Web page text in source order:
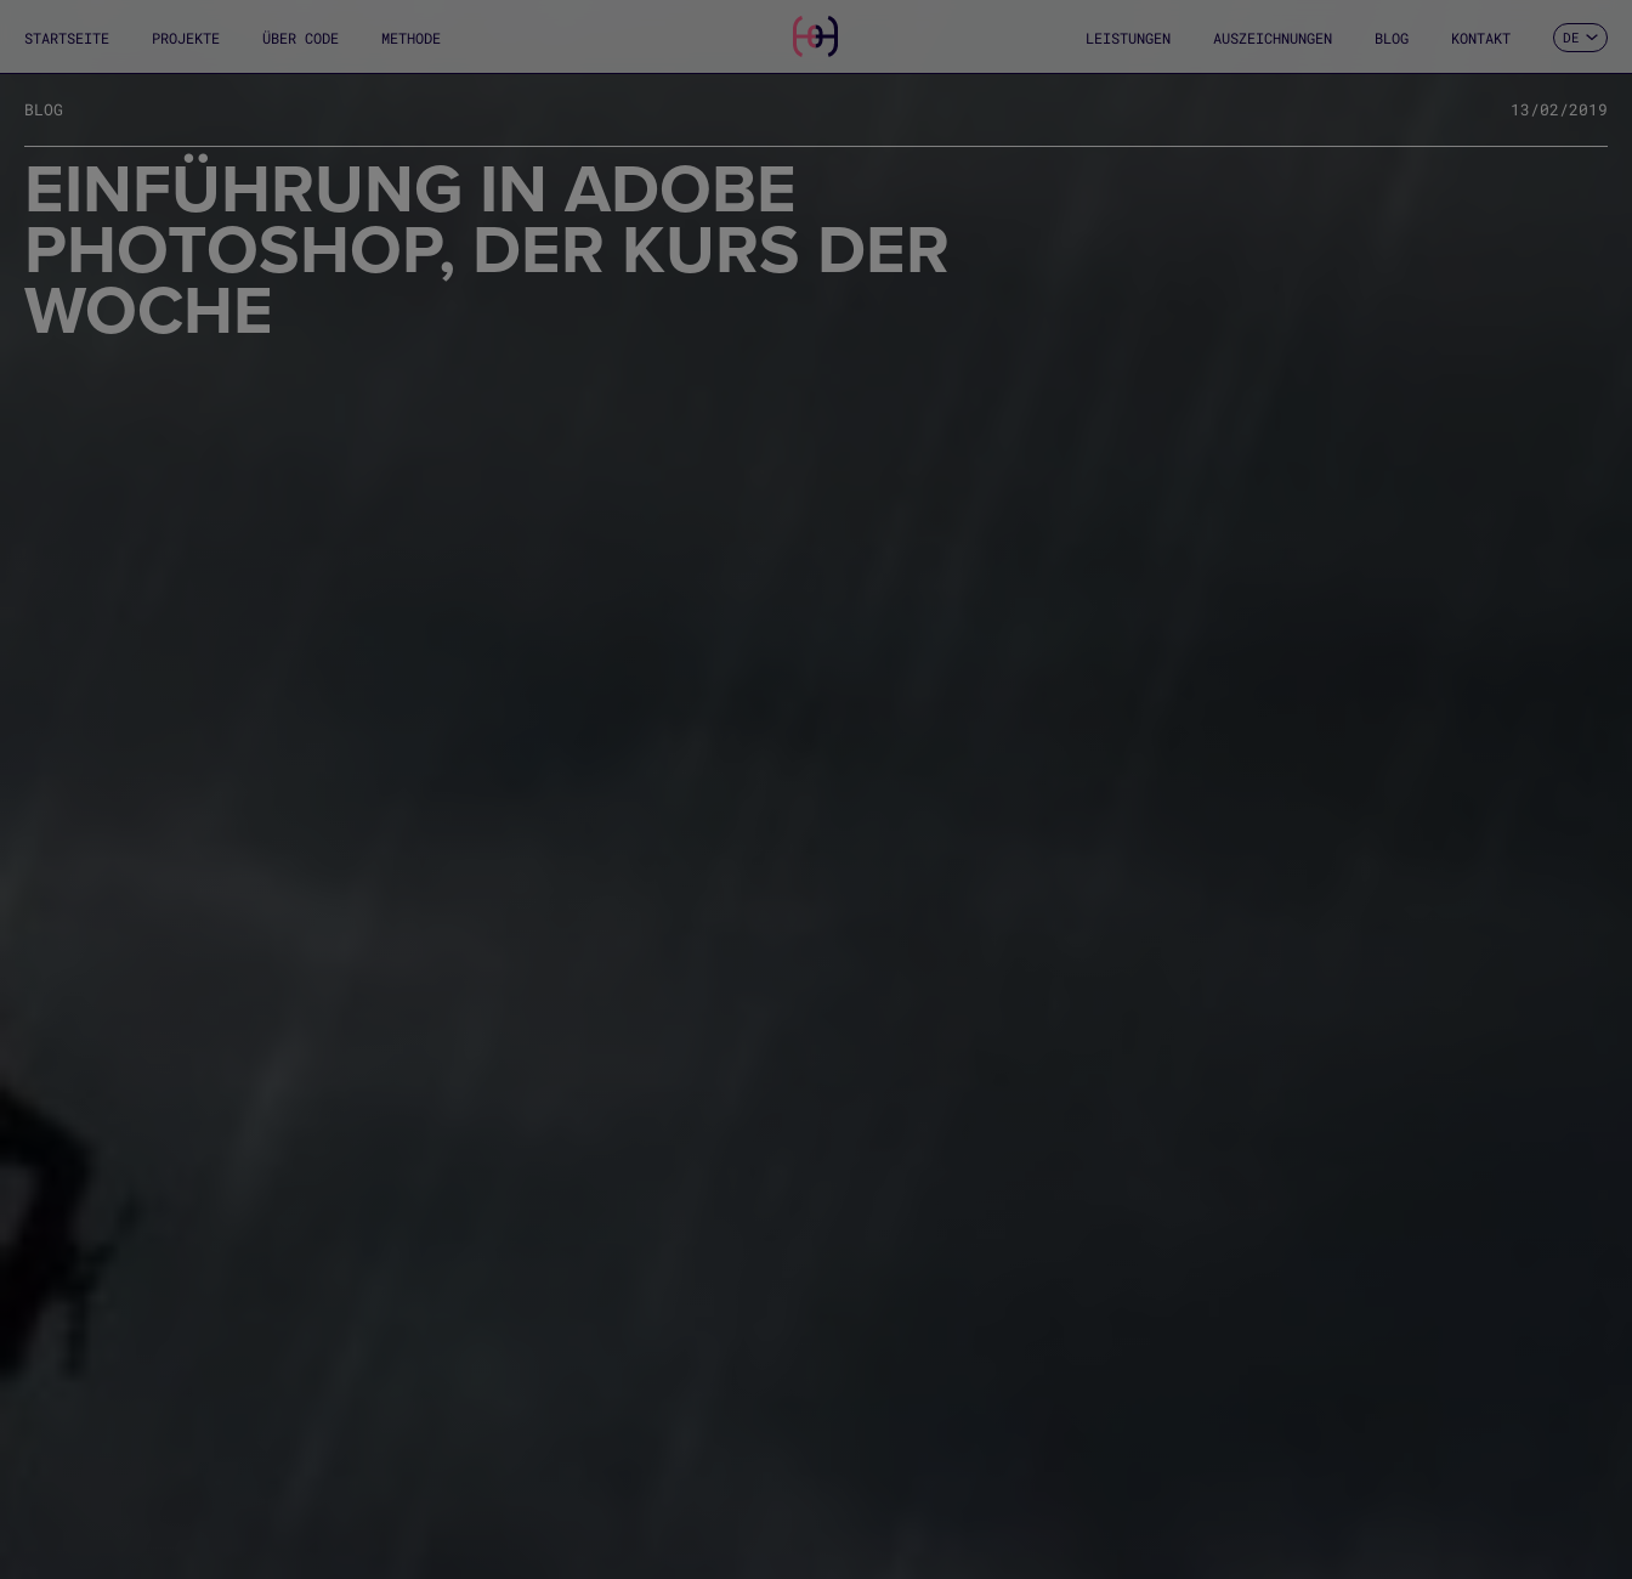
STARTSEITE PROJEKTE ÜBER CODE METHODE LEISTUNGEN AUSZEICHNUNGEN BLOG KONTAKT
EN
DE
IT
BLOG 13/02/2019
EINFÜHRUNG IN ADOBE
PHOTOSHOP, DER KURS DER
WOCHE